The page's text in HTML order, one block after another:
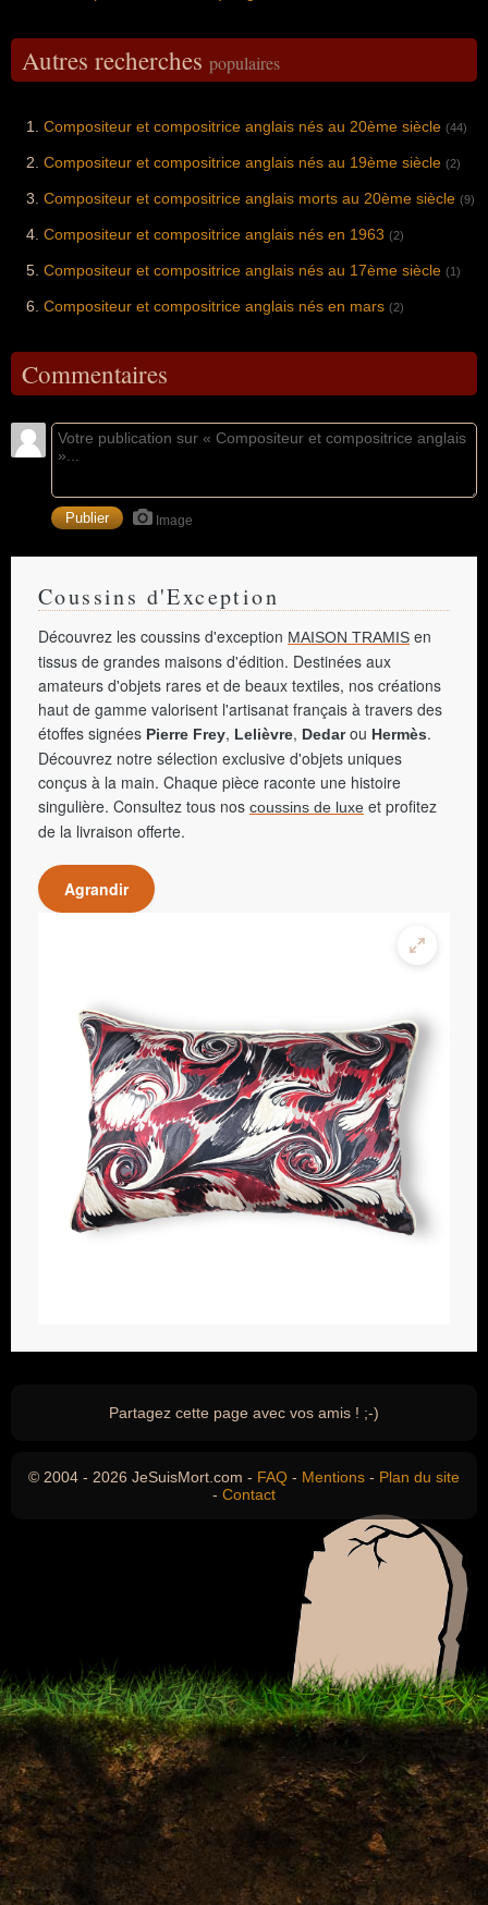
Autres recherches populaires
Compositeur et compositrice anglais nés au 20ème siècle (44)
Compositeur et compositrice anglais nés au 19ème siècle (2)
Compositeur et compositrice anglais morts au 20ème siècle (9)
Compositeur et compositrice anglais nés en 1963 (2)
Compositeur et compositrice anglais nés au 17ème siècle (1)
Compositeur et compositrice anglais nés en mars (2)
Commentaires
Image
Coussins d'Exception
Découvrez les coussins d'exception MAISON TRAMIS en
tissus de grandes maisons d'édition. Destinées aux
amateurs d'objets rares et de beaux textiles, nos créations
haut de gamme valorisent l'artisanat français à travers des
étoffes signées Pierre Frey, Lelièvre, Dedarou Hermès.
Découvrez notre sélection exclusive d'objets uniques
conçus à la main. Chaque pièce raconte une histoire
singulière. Consultez tous nos coussins de luxe et profitez
de la livraison offerte.
Agrandir
Partagez cette page avec vos amis ! ;-)
© 2004 - 2026 JeSuisMort.com - FAQ - Mentions - Plan du site
- Contact